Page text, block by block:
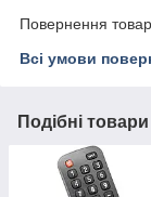
Повернення
Всі умови
Подібні